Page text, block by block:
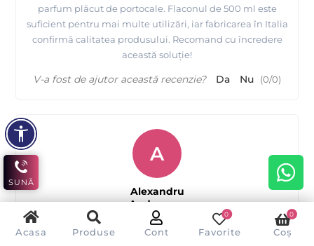
Acasa Produse Cont Favorite
0
Coș
0
parfum plăcut de portocale. Flaconul de 500 ml este
suficient pentru mai multe utilizări, iar fabricarea în Italia
confirmă calitatea produsului. Recomand cu încredere
această soluție!
V-a fost de ajutor această recenzie? Da Nu (0/0)
A
Alexandru
Andreescu
SUNĂ